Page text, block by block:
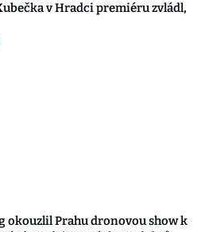
v Hradci premiéru zvládl,
okouzlil Prahu dronovou show k